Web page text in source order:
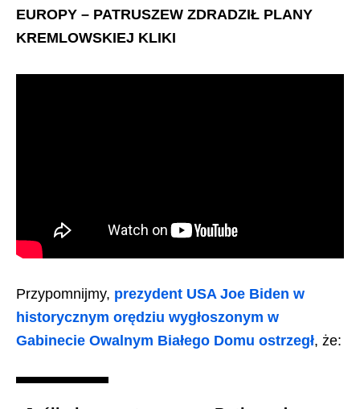
EUROPY – PATRUSZEW ZDRADZIŁ PLANY
KREMLOWSKIEJ KLIKI
Przypomnijmy, prezydent USA Joe Biden w
historycznym orędziu wygłoszonym w
Gabinecie Owalnym Białego Domu ostrzegł, że: